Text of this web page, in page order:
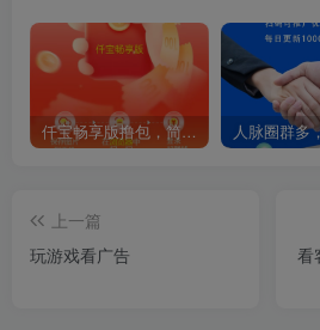
仟宝畅享版撸包，简玩模式，不养机保底收益高，单机每天30+
上一篇
玩游戏看广告
看